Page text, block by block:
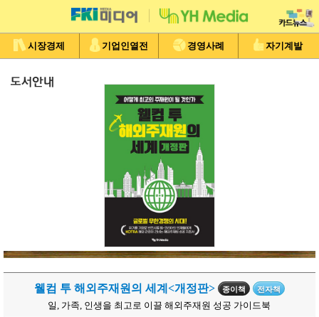
시장경제 기업인열전 경영사례 자기계발
웰컴 투 해외주재원의 세계<개정판> 종이책 전자책
일, 가족, 인생을 최고로 이끌 해외주재원 성공 가이드북